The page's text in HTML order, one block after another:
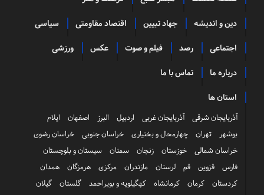
دین و اندیشه جهاد تبیین اقتصاد مقاومتی سیاسی
اجتماعی رصد فیلم و صوت عکس ورزشی
درباره ما تماس با ما
استان ها
آذربایجان شرقی آذربایجان غربی اردبیل البرز اصفهان
ایلام
بوشهر
تهران چهارمحال و بختیاری خراسان جنوبی
خراسان رضوی
خراسان شمالی
خوزستان زنجان سمنان
سیستان و بلوچستان
فارس
قزوین قم لرستان مازندران مرکزی هرمزگان
همدان
کردستان
کرمان کرمانشاه کهگیلویه و بویراحمد گلستان
گیلان